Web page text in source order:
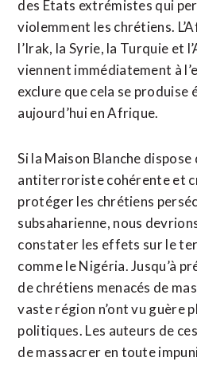
des États extrémistes qui
violemment les chrétiens.
l’Irak, la Syrie, la Turquie et
viennent immédiatement à
exclure que cela se produise
aujourd’hui en Afrique.
Si la Maison Blanche
antiterroriste cohérente et
protéger les chrétiens
subsaharienne, nous
constater les effets sur le
comme le Nigéria. Jusqu’à
de chrétiens menacés de
vaste région n’ont vu guère
politiques. Les auteurs de
de massacrer en toute